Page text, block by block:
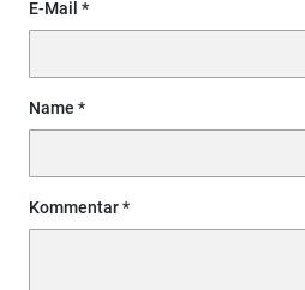
E-Mail
Name
Kommentar